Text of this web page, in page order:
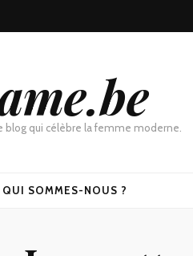
blog qui célèbre la femme moderne.
QUI SOMMES-NOUS ?